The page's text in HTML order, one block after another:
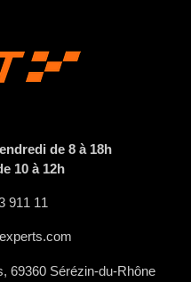
de 8 à 18h
10 à 12h
911 11
69360 Sérézin-du-Rhône